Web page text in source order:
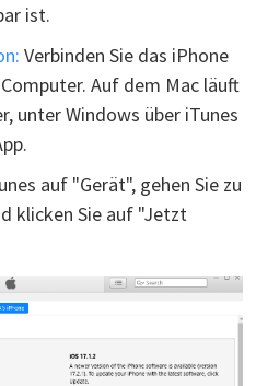
ist.
Verbinden Sie das iPhone
Auf dem Mac läuft
unter Windows über iTunes
auf "Gerät", gehen Sie zu
klicken Sie auf "Jetzt